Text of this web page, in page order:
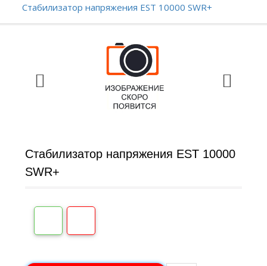
Стабилизатор напряжения EST 10000 SWR+
Стабилизатор напряжения EST 10000
SWR+